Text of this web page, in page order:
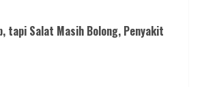
tapi Salat Masih Bolong, Penyakit